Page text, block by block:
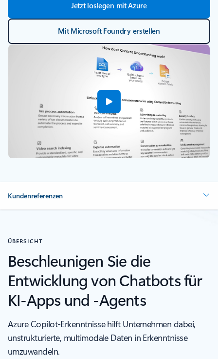
Jetzt loslegen mit Azure
Mit Microsoft Foundry erstellen
Kundenreferenzen
ÜBERSICHT
Beschleunigen Sie die
Entwicklung von Chatbots für
KI-Apps und -Agents
Azure Copilot-Erkenntnisse hilft Unternehmen dabei,
unstrukturierte, multimodale Daten in Erkenntnisse
umzuwandeln.